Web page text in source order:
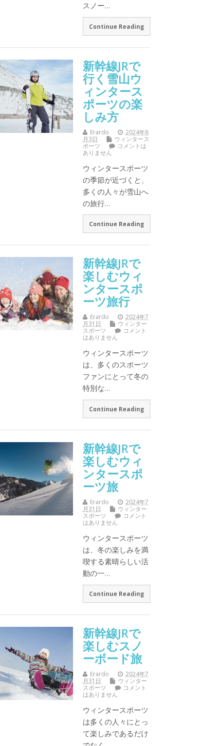
スノー…
Continue Reading
新幹線JRで
行く雪山ウ
ィンタース
ポーツの楽
しみ方
Erardo
2024年8
月3日
ウィンタース
ポーツ
コメントは
ありません
ウィンタースポーツ
の季節が近づくと、
多くの人々が雪山へ
の旅行…
Continue Reading
新幹線JRで
楽しむウィ
ンタースポ
ーツ旅行
Erardo
2024年7
月31日
ウィンター
スポーツ
コメント
はありません
ウィンタースポーツ
は、多くのスポーツ
ファンにとって冬の
特別な…
Continue Reading
新幹線JRで
楽しむウィ
ンタースポ
ーツ旅
Erardo
2024年7
月31日
ウィンター
スポーツ
コメント
はありません
ウィンタースポーツ
は、冬の楽しみを満
喫する素晴らしい活
動の一…
Continue Reading
新幹線JRで
楽しむスノ
ーボード旅
Erardo
2024年7
月31日
ウィンター
スポーツ
コメント
はありません
ウィンタースポーツ
は多くの人々にとっ
て楽しみであるだけ